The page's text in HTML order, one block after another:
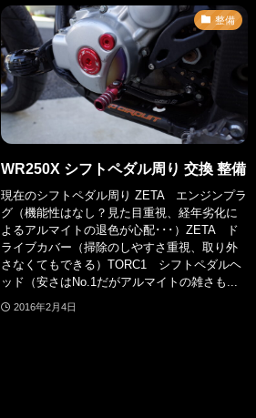
整備
WR250X シフトペダル周り 交換 整備
現在のシフトペダル周り ZETA エンジンプラ
グ（機能性はなし？見た目重視、経年劣化に
よるアルマイトの退色が心配･･･）ZETA ド
ライブカバー（掃除のしやすさ重視、取り外
さなくてもできる）TORC1 シフトペダルヘ
ッド（安さはNo.1だがアルマイトの雑さも...
2016年2月4日